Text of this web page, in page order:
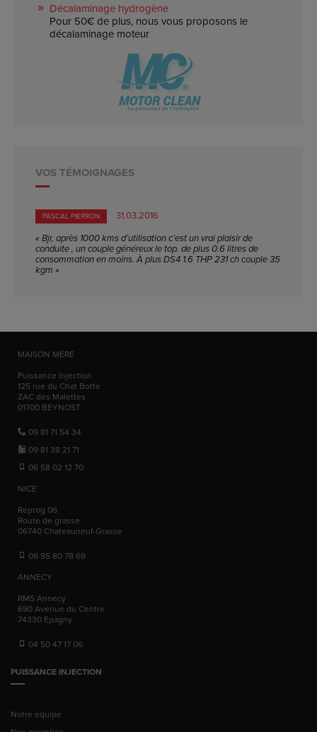
Décalaminage hydrogène
Pour 50€ de plus, nous vous proposons le
décalaminage moteur
VOS TÉMOIGNAGES
PASCAL PIERRON
31.03.2016
« Bjr, après 1000 kms d’utilisation c’est un vrai plaisir de
conduite , un couple généreux le top. de plus 0.6 litres de
consommation en moins. À plus DS4 1.6 THP 231 ch couple 35
kgm »
MAISON MÈRE
Puissance Injection
125 rue du Chat Botté
ZAC des Malettes
01700 BEYNOST
09 81 71 54 34
09 81 38 21 71
06 58 02 12 70
NICE
Reprog 06
Route de grasse
06740 Chateauneuf-Grasse
06 95 80 78 69
ANNECY
RMS Annecy
690 Avenue du Centre
74330 Epagny
04 50 47 17 06
PUISSANCE INJECTION
Notre équipe